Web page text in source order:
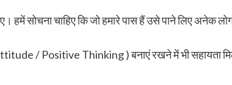
हमें सोचना चाहिए कि जो हमारे पास हैं उसे पाने लिए अनेक
/ Positive Thinking ) बनाएं रखने में भी सहायता